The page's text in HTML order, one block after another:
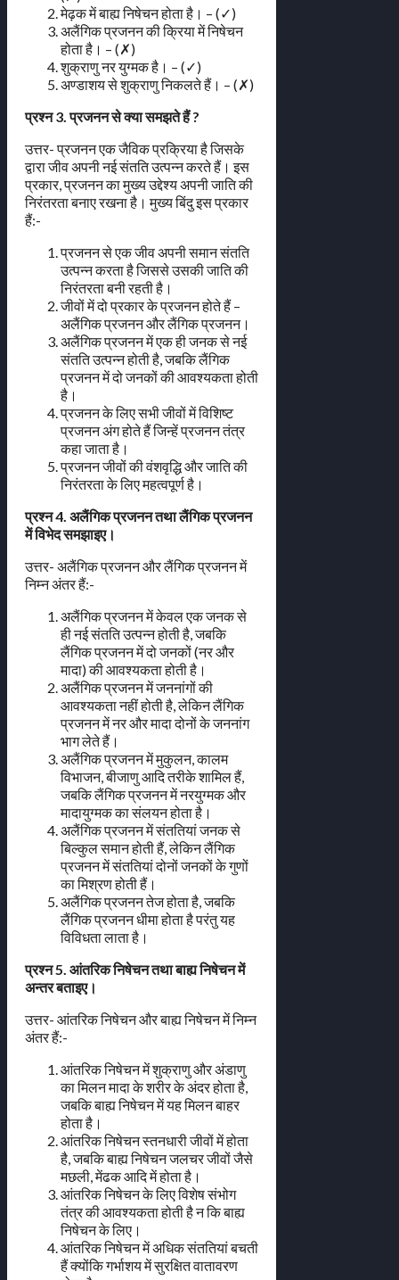
मेढ़क में बाह्य निषेचन होता है। – (✓)
अलैंगिक प्रजनन की क्रिया में निषेचन
होता है। – (✗)
शुक्राणु नर युग्मक है। – (✓)
अण्डाशय से शुक्राणु निकलते हैं। – (✗)
प्रश्न 3. प्रजनन से क्या समझते हैं ?
उत्तर- प्रजनन एक जैविक प्रक्रिया है जिसके
द्वारा जीव अपनी नई संतति उत्पन्न करते हैं। इस
प्रकार, प्रजनन का मुख्य उद्देश्य अपनी जाति की
निरंतरता बनाए रखना है। मुख्य बिंदु इस प्रकार
हैं:-
प्रजनन से एक जीव अपनी समान संतति
उत्पन्न करता है जिससे उसकी जाति की
निरंतरता बनी रहती है।
जीवों में दो प्रकार के प्रजनन होते हैं –
अलैंगिक प्रजनन और लैंगिक प्रजनन।
अलैंगिक प्रजनन में एक ही जनक से नई
संतति उत्पन्न होती है, जबकि लैंगिक
प्रजनन में दो जनकों की आवश्यकता होती
है।
प्रजनन के लिए सभी जीवों में विशिष्ट
प्रजनन अंग होते हैं जिन्हें प्रजनन तंत्र
कहा जाता है।
प्रजनन जीवों की वंशवृद्धि और जाति की
निरंतरता के लिए महत्वपूर्ण है।
प्रश्न 4. अलैंगिक प्रजनन तथा लैंगिक प्रजनन
में विभेद समझाइए।
उत्तर- अलैंगिक प्रजनन और लैंगिक प्रजनन में
निम्न अंतर हैं:-
अलैंगिक प्रजनन में केवल एक जनक से
ही नई संतति उत्पन्न होती है, जबकि
लैंगिक प्रजनन में दो जनकों (नर और
मादा) की आवश्यकता होती है।
अलैंगिक प्रजनन में जननांगों की
आवश्यकता नहीं होती है, लेकिन लैंगिक
प्रजनन में नर और मादा दोनों के जननांग
भाग लेते हैं।
अलैंगिक प्रजनन में मुकुलन, कालम
विभाजन, बीजाणु आदि तरीके शामिल हैं,
जबकि लैंगिक प्रजनन में नरयुग्मक और
मादायुग्मक का संलयन होता है।
अलैंगिक प्रजनन में संततियां जनक से
बिल्कुल समान होती हैं, लेकिन लैंगिक
प्रजनन में संततियां दोनों जनकों के गुणों
का मिश्रण होती हैं।
अलैंगिक प्रजनन तेज होता है, जबकि
लैंगिक प्रजनन धीमा होता है परंतु यह
विविधता लाता है।
प्रश्न 5. आंतरिक निषेचन तथा बाह्य निषेचन में
अन्तर बताइए।
उत्तर- आंतरिक निषेचन और बाह्य निषेचन में निम्न
अंतर हैं:-
आंतरिक निषेचन में शुक्राणु और अंडाणु
का मिलन मादा के शरीर के अंदर होता है,
जबकि बाह्य निषेचन में यह मिलन बाहर
होता है।
आंतरिक निषेचन स्तनधारी जीवों में होता
है, जबकि बाह्य निषेचन जलचर जीवों जैसे
मछली, मेंढक आदि में होता है।
आंतरिक निषेचन के लिए विशेष संभोग
तंत्र की आवश्यकता होती है न कि बाह्य
निषेचन के लिए।
आंतरिक निषेचन में अधिक संततियां बचती
हैं क्योंकि गर्भाशय में सुरक्षित वातावरण